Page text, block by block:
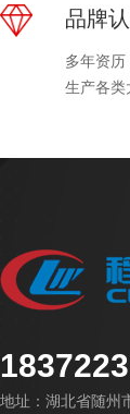
品牌
多年资
生产各
地址：湖北省随州